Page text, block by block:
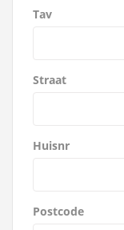
Tav
Straat
Huisnr
Postcode